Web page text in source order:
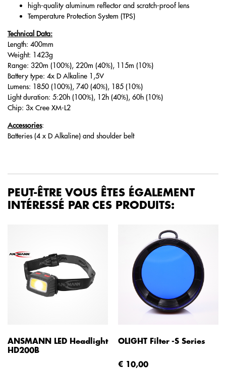
high-quality aluminum reflector and scratch-proof lens
Temperature Protection System (TPS)
Technical Data:
Length: 400mm
Weight: 1423g
Range: 320m (100%), 220m (40%), 115m (10%)
Battery type: 4x D Alkaline 1,5V
Lumens: 1850 (100%), 740 (40%), 185 (10%)
Light duration: 5:20h (100%), 12h (40%), 60h (10%)
Chip: 3x Cree XM-L2
Accessories:
Batteries (4 x D Alkaline) and shoulder belt
PEUT-ÊTRE VOUS ÊTES ÉGALEMENT
INTÉRESSÉ PAR CES PRODUITS:
ANSMANN LED Headlight
HD200B
OLIGHT Filter -S Series
€ 10,00